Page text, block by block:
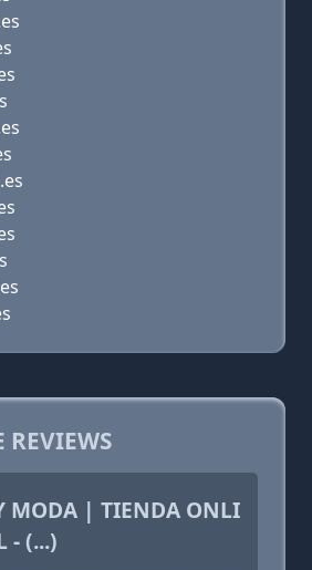
REVIEWS
MODA | TIENDA ONLI
- (...)